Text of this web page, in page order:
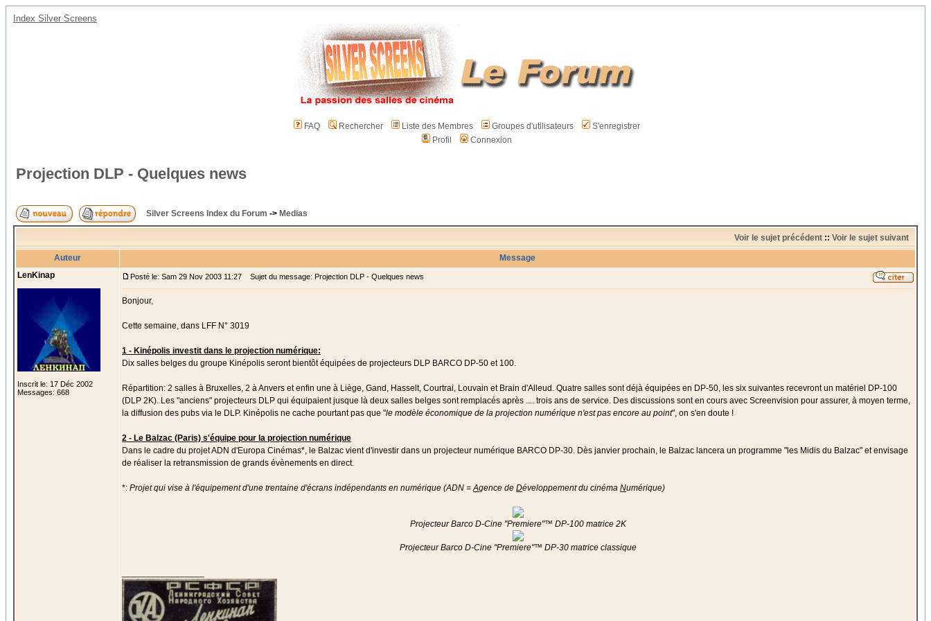
Index Silver Screens
FAQ Rechercher Liste des Membres Groupes d'utilisateurs
S'enregistrer
Profil
Connexion
Projection DLP - Quelques news
Silver Screens Index du Forum -> Medias
Voir le sujet précédent :: Voir le sujet suivant
Auteur
Message
LenKinap
Inscrit le: 17 Déc 2002
Messages: 668
Posté le: Sam 29 Nov 2003 11:27 Sujet du message: Projection DLP - Quelques news
Bonjour,
Cette semaine, dans LFF N° 3019
1 - Kinépolis investit dans le projection numérique:
Dix salles belges du groupe Kinépolis seront bientôt équipées de projecteurs DLP BARCO DP-50 et 100.
Répartition: 2 salles à Bruxelles, 2 à Anvers et enfin une à Liège, Gand, Hasselt, Courtrai, Louvain et Brain d'Alleud. Quatre salles sont déjà équipées en DP-50, les six suivantes recevront un matériel DP-100
(DLP 2K). Les "anciens" projecteurs DLP qui équipaient jusque là deux salles belges sont remplacés après .... trois ans de service. Des discussions sont en cours avec Screenvision pour assurer, à moyen terme,
la diffusion des pubs via le DLP. Kinépolis ne cache pourtant pas que "le modèle économique de la projection numérique n'est pas encore au point", on s'en doute !
2 - Le Balzac (Paris) s'équipe pour la projection numérique
Dans le cadre du projet ADN d'Europa Cinémas*, le Balzac vient d'investir dans un projecteur numérique BARCO DP-30. Dès janvier prochain, le Balzac lancera un programme "les Midis du Balzac" et envisage
de réaliser la retransmission de grands évènements en direct.
*: Projet qui vise à l'équipement d'une trentaine d'écrans indépendants en numérique (ADN =Agence de Développement du cinéma Numérique)
Projecteur Barco D-Cine "Premiere"™ DP-100 matrice 2K
Projecteur Barco D-Cine "Premiere"™ DP-30 matrice classique